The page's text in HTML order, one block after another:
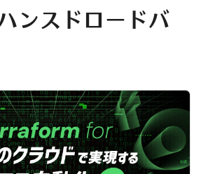
ンスドロードバ